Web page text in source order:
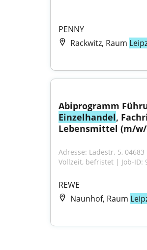
PENNY
Rackwitz, Raum
Einzelhandel,
Lebensmittel (m/w/
Adresse: Ladestr. 5,
Vollzeit, befristet | Job-ID:
REWE
Naunhof, Raum